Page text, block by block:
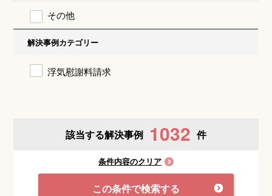
その他
解決事例カテゴリー
浮気慰謝料請求
該当する解決事例 1032 件
条件内容のクリア
この条件で検索する